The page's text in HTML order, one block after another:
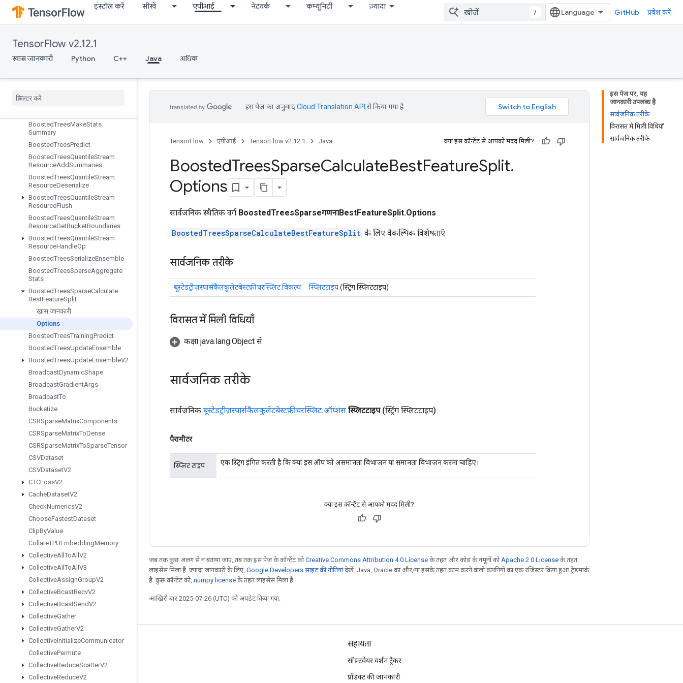
इंस्टॉल करें सीखें एपीआई नेटवर्क कम्यूनिटी ज़्यादा
/ GitHub प्रवेश करें
TensorFlow v2.12.1
खास जानकारी Python C++ Java अधिक
BoostedTreesCreateQuantileStreamResource
BoostedTreesDeserializeEnsembl
e
BoostedTreesEnsembleResourceHandleOp
puts
Summaries
BoostedTreesMakeStats
Summary
BoostedTreesPredict
BoostedTreesQuantileStream
ResourceAddSummaries
BoostedTreesQuantileStream
ResourceDeserialize
BoostedTreesQuantileStream
ResourceFlush
BoostedTreesQuantileStream
ResourceGetBucketBoundaries
BoostedTreesQuantileStream
ResourceHandleOp
BoostedTreesSerializeEnsemble
BoostedTreesSparseAggregate
Stats
BoostedTreesSparseCalculate
BestFeatureSplit
खास जानकारी
Options
BoostedTreesTrainingPredict
BoostedTreesUpdateEnsemble
BoostedTreesUpdateEnsembleV2
BroadcastDynamicShape
BroadcastGradientArgs
BroadcastTo
Bucketize
CSRSparseMatrixComponents
CSRSparseMatrixToDense
CSRSparseMatrixToSparseTensor
CSVDataset
CSVDatasetV2
CTCLossV2
CacheDatasetV2
CheckNumericsV2
ChooseFastestDataset
ClipByValue
CollateTPUEmbeddingMemory
CollectiveAll ToAll V2
CollectiveAll ToAll V3
CollectiveAssignGroupV2
CollectiveBcastRecvV2
CollectiveBcastSendV2
CollectiveGather
CollectiveGatherV2
CollectiveInitializeCommunicator
CollectivePermute
CollectiveReduceScatterV2
CollectiveReduceV2
इस पेज पर, यह
जानकारी उपलब्ध है
सार्वजनिक तरीके
विरासत में मिली विधियाँ
सार्वजनिक तरीके
इस पेज का अनुवादCloud Translation API से किया गया है.
TensorFlow एपीआई TensorFlow v2.12.1 Java क्या इस कॉन्टेंट से आपको मदद मिली?
BoostedTreesSparseCalculateBestFeatureSplit.
Options
सार्वजनिक स्थैतिक वर्ग BoostedTreesSparseगणनाBestFeatureSplit.Options
BoostedTreesSparseCalculateBestFeatureSplit के लिए वैकल्पिक विशेषताएँ
सार्वजनिक तरीके
बूस्टेडट्रीज़स्पार्सकैलकुलेटबेस्टफ़ीचरस्प्लिट.विकल्प स्प्लिटटाइप(स्ट्रिंग स्प्लिटटाइप)
विरासत में मिली विधियाँ
कक्षा java.lang.Object से
सार्वजनिक तरीके
सार्वजनिक बूस्टेडट्रीज़स्पार्सकैलकुलेटबेस्टफ़ीचरस्प्लिट.ऑप्शंस स्प्लिटटाइप (स्ट्रिंग स्प्लिटटाइप)
पैरामीटर
स्प्लिट टाइप एक स्ट्रिंग इंगित करती है कि क्या इस ऑप को असमानता विभाजन या समानता विभाजन करना चाहिए।
क्या इस कॉन्टेंट से आपको मदद मिली?
जब तक कुछ अलग से न बताया जाए, तब तक इस पेज के कॉन्टेंट कोCreative Commons Attribution 4.0 License के तहत और कोड के नमूनों को Apache 2.0 License के तहत
लाइसेंस मिला है. ज़्यादा जानकारी के लिए, Google Developers साइट की नीतियांदेखें. Java, Oracle का और/या इसके तहत काम करने वाली कंपनियों का एक रजिस्टर किया हुआ ट्रेडमार्क
है. कुछ कॉन्टेंट को, numpy license के तहत लाइसेंस मिला है.
आखिरी बार 2025-07-26 (UTC) को अपडेट किया गया.
जुड़े रहें
फ़ोरम
सहायता
सॉफ़्टवेयर वर्शन ट्रैकर
प्रॉडक्ट की जानकारी